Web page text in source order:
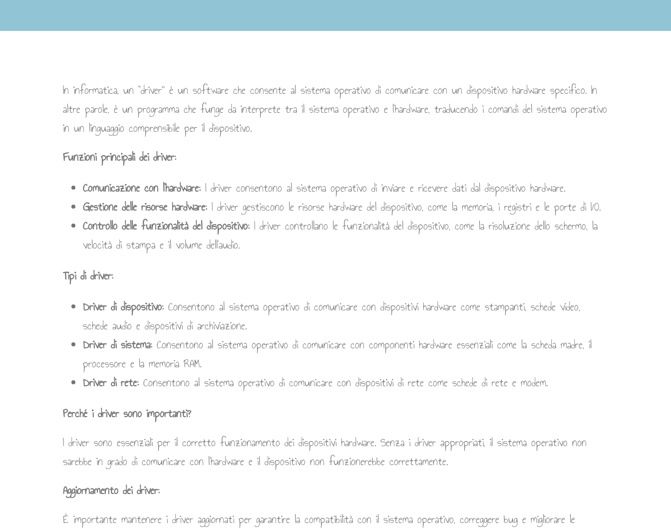
In informatica, un “driver” è un software che consente al sistema operativo di comunicare con un dispositivo hardware specifico. In
altre parole, è un programma che funge da interprete tra il sistema operativo e l’hardware, traducendo i comandi del sistema operativo
in un linguaggio comprensibile per il dispositivo.
Funzioni principali dei driver:
Comunicazione con l’hardware: I driver consentono al sistema operativo di inviare e ricevere dati dal dispositivo hardware.
Gestione delle risorse hardware: I driver gestiscono le risorse hardware del dispositivo, come la memoria, i registri e le porte di I/O.
Controllo delle funzionalità del dispositivo: I driver controllano le funzionalità del dispositivo, come la risoluzione dello schermo, la
velocità di stampa e il volume dell’audio.
Tipi di driver:
Driver di dispositivo: Consentono al sistema operativo di comunicare con dispositivi hardware come stampanti, schede video,
schede audio e dispositivi di archiviazione.
Driver di sistema: Consentono al sistema operativo di comunicare con componenti hardware essenziali come la scheda madre, il
processore e la memoria RAM.
Driver di rete: Consentono al sistema operativo di comunicare con dispositivi di rete come schede di rete e modem.
Perché i driver sono importanti?
I driver sono essenziali per il corretto funzionamento dei dispositivi hardware. Senza i driver appropriati, il sistema operativo non
sarebbe in grado di comunicare con l’hardware e il dispositivo non funzionerebbe correttamente.
Aggiornamento dei driver:
È importante mantenere i driver aggiornati per garantire la compatibilità con il sistema operativo, correggere bug e migliorare le